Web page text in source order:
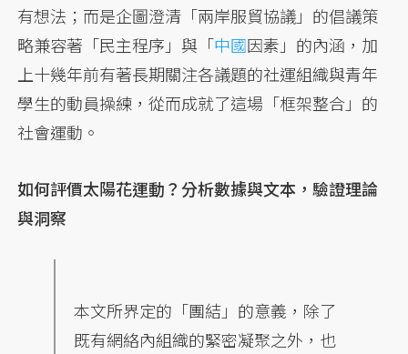
有想法；而是企圖澄清「兩岸服貿協議」的倡議策
略兼容著「民主程序」與「中國因素」的內涵，加
上十幾年前有著長期關注各議題的社運組織與青年
學生的動員操練，從而成就了這場「框架整合」的
社會運動。
如何評價太陽花運動？分析數據與文本，驗證理論
與洞察
本文所界定的「團結」的意義，除了
既有網絡內組織的緊密凝聚之外，也